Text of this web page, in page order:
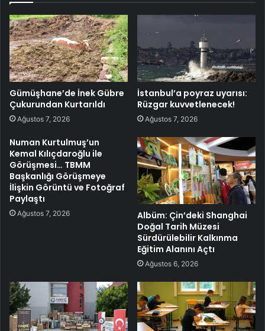
Gümüşhane’de İnek Gübre
Çukurundan Kurtarıldı
Ağustos 7, 2026
İstanbul’a poyraz uyarısı:
Rüzgar kuvvetlenecek!
Ağustos 7, 2026
Numan Kurtulmuş’un
Kemal Kılıçdaroğlu ile
Görüşmesi… TBMM
Başkanlığı Görüşmeye
İlişkin Görüntü ve Fotoğraf
Paylaştı
Ağustos 7, 2026
Albüm: Çin’deki Shanghai
Doğal Tarih Müzesi
Sürdürülebilir Kalkınma
Eğitim Alanını Açtı
Ağustos 6, 2026